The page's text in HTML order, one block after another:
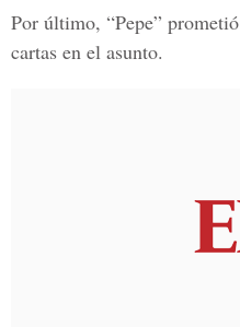
Por último, “Pepe”
cartas en el asunto.